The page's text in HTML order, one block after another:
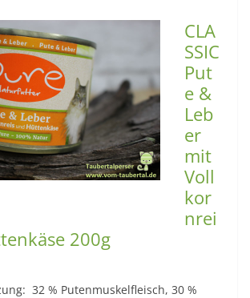
CLA
SSIC
Put
e &
Leb
er
mit
Voll
kor
nrei
200g
32 % Putenmuskelfleisch, 30 %